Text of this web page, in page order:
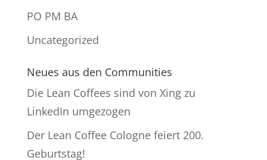
PO PM BA
Uncategorized
Neues aus den Communities
Die Lean Coffees sind von Xing zu
LinkedIn umgezogen
Der Lean Coffee Cologne feiert 200.
Geburtstag!